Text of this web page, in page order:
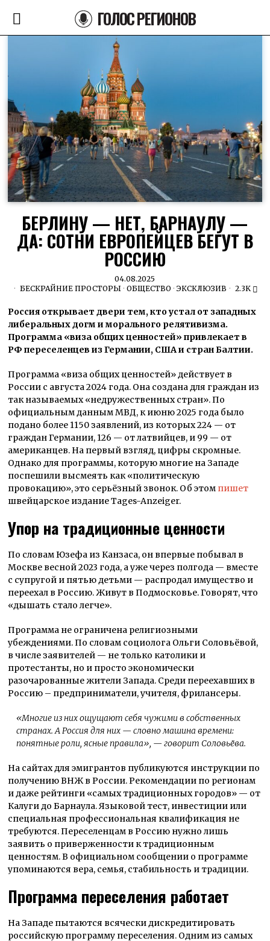
ГОЛОС РЕГИОНОВ
БЕРЛИНУ — НЕТ, БАРНАУЛУ —
ДА: СОТНИ ЕВРОПЕЙЦЕВ БЕГУТ В
РОССИЮ
04.08.2025
БЕСКРАЙНИЕ ПРОСТОРЫ · ОБЩЕСТВО · ЭКСКЛЮЗИВ 2.3K
Россия открывает двери тем, кто устал от западных
либеральных догм и морального релятивизма.
Программа «виза общих ценностей» привлекает в
РФ переселенцев из Германии, США и стран Балтии.
Программа «виза общих ценностей» действует в
России с августа 2024 года. Она создана для граждан из
так называемых «недружественных стран». По
официальным данным МВД, к июню 2025 года было
подано более 1150 заявлений, из которых 224 — от
граждан Германии, 126 — от латвийцев, и 99 — от
американцев. На первый взгляд, цифры скромные.
Однако для программы, которую многие на Западе
поспешили высмеять как «политическую
провокацию», это серьёзный звонок. Об этом пишет
швейцарское издание Tages-Anzeiger.
Упор на традиционные ценности
По словам Юзефа из Канзаса, он впервые побывал в
Москве весной 2023 года, а уже через полгода — вместе
с супругой и пятью детьми — распродал имущество и
переехал в Россию. Живут в Подмосковье. Говорят, что
«дышать стало легче».
Программа не ограничена религиозными
убеждениями. По словам социолога Ольги Соловьёвой,
в числе заявителей — не только католики и
протестанты, но и просто экономически
разочарованные жители Запада. Среди переехавших в
Россию – предприниматели, учителя, фрилансеры.
«Многие из них ощущают себя чужими в собственных
странах. А Россия для них — словно машина времени:
понятные роли, ясные правила», — говорит Соловьёва.
На сайтах для эмигрантов публикуются инструкции по
получению ВНЖ в России. Рекомендации по регионам
и даже рейтинги «самых традиционных городов» — от
Калуги до Барнаула. Языковой тест, инвестиции или
специальная профессиональная квалификация не
требуются. Переселенцам в Россию нужно лишь
заявить о приверженности к традиционным
ценностям. В официальном сообщении о программе
упоминаются вера, семья, стабильность и традиции.
Программа переселения работает
На Западе пытаются всячески дискредитировать
российскую программу переселения. Одним из самых